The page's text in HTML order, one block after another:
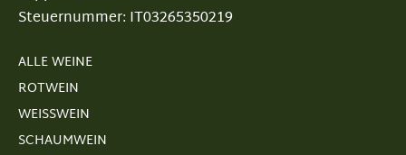
Steuernummer: IT03265350219
ALLE WEINE
ROTWEIN
WEISSWEIN
SCHAUMWEIN